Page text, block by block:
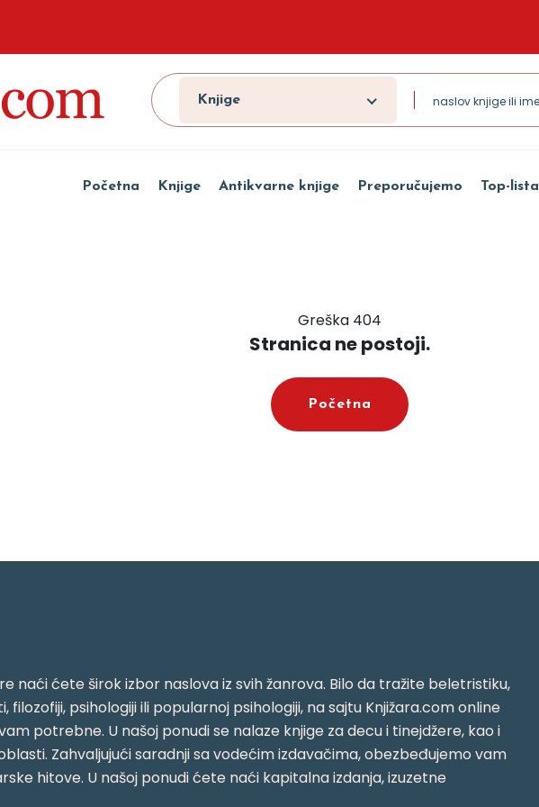
Knjige
Početna Knjige Antikvarne knjige Preporučujemo Top-lista
Greška 404
Stranica ne postoji.
Početna
naći ćete širok izbor naslova iz svih žanrova. Bilo da tražite beletristiku,
psihologiji ili popularnoj psihologiji, na sajtu Knjižara.com online
potrebne. U našoj ponudi se nalaze knjige za decu i tinejdžere, kao i
Zahvaljujući saradnji sa vodećim izdavačima, obezbeđujemo vam
hitove. U našoj ponudi ćete naći kapitalna izdanja, izuzetne